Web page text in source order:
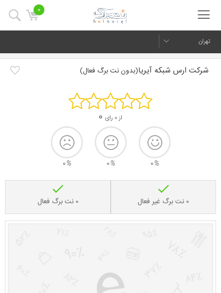
0
تهران
شرکت ارس شبکه آیریا(بدون نت برگ فعال)
از 0 رای 0
0%
0%
0%
0 نت برگ غیر فعال 0 نت برگ فعال